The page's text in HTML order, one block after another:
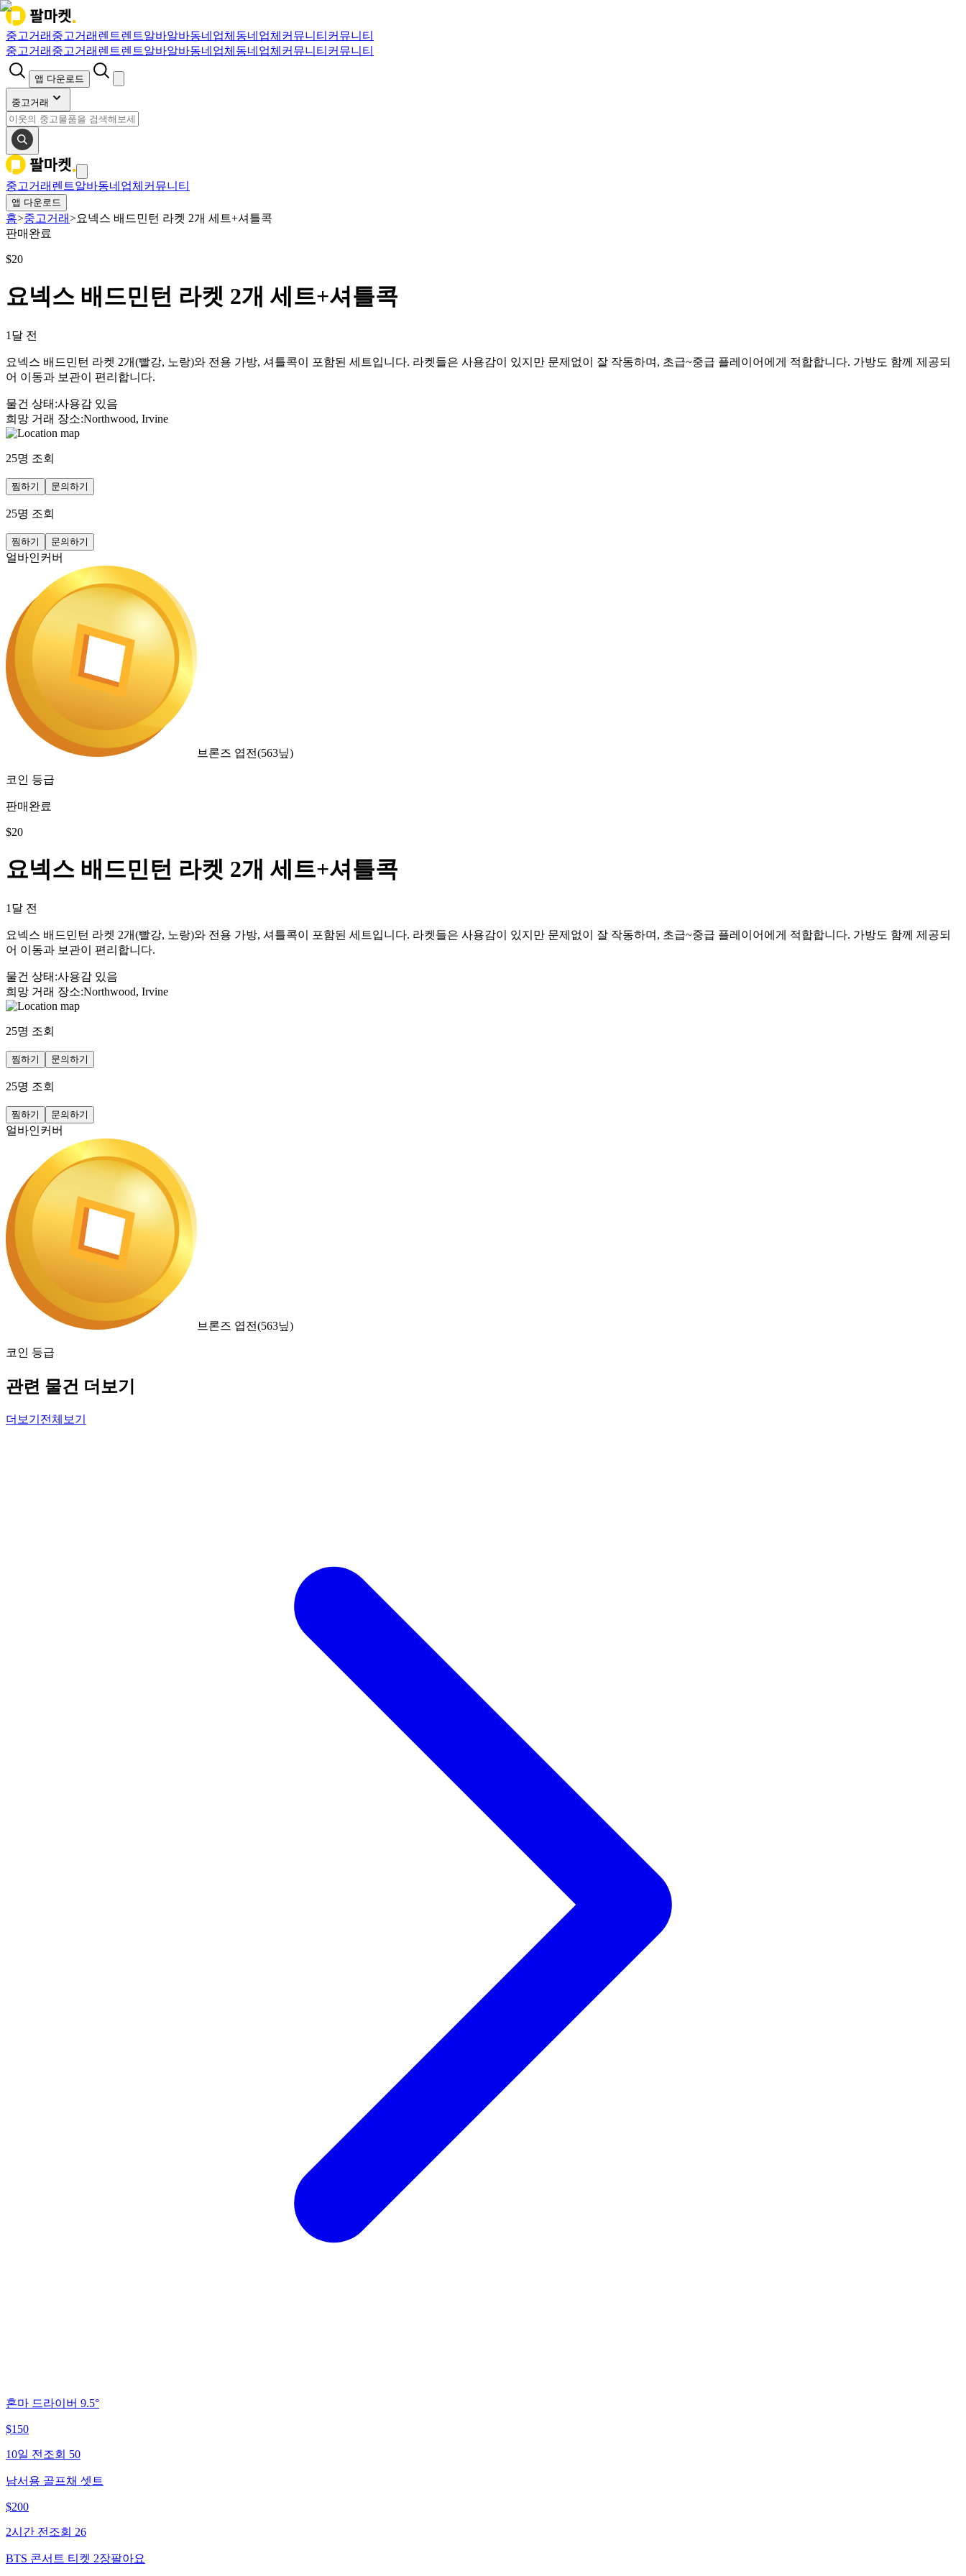
중고거래 중고거래 렌트렌트알바알바동네업체 동네업체 커뮤니티 커뮤니티
중고거래 중고거래 렌트렌트알바알바동네업체 동네업체 커뮤니티 커뮤니티
앱 다운로드
중고거래
중고거래 렌트알바동네업체 커뮤니티
앱 다운로드
홈>중고거래>요넥스 배드민턴 라켓 2개 세트+셔틀콕
판매완료
$20
요넥스 배드민턴 라켓 2개 세트+셔틀콕
1달 전
요넥스 배드민턴 라켓 2개(빨강, 노랑)와 전용 가방, 셔틀콕이 포함된 세트입니다. 라켓들은 사용감이 있지만 문제없이 잘 작동하며, 초급~중급 플레이어에게 적합합니다. 가방도 함께 제공되
어 이동과 보관이 편리합니다.
물건 상태 :사용감 있음
희망 거래 장소:Northwood, Irvine
25명 조회
찜하기 문의하기
25명 조회
찜하기 문의하기
얼바인커버
브론즈 엽전(563닢)
코인 등급
판매완료
$20
요넥스 배드민턴 라켓 2개 세트+셔틀콕
1달 전
요넥스 배드민턴 라켓 2개(빨강, 노랑)와 전용 가방, 셔틀콕이 포함된 세트입니다. 라켓들은 사용감이 있지만 문제없이 잘 작동하며, 초급~중급 플레이어에게 적합합니다. 가방도 함께 제공되
어 이동과 보관이 편리합니다.
물건 상태 :사용감 있음
희망 거래 장소:Northwood, Irvine
25명 조회
찜하기 문의하기
25명 조회
찜하기 문의하기
얼바인커버
브론즈 엽전(563닢)
코인 등급
관련 물건 더보기
더보기 전체보기
혼마 드라이버 9.5°
$150
10일 전 조회 50
남서용 골프채 셋트
$200
2시간 전 조회 26
BTS 콘서트 티켓 2장팔아요